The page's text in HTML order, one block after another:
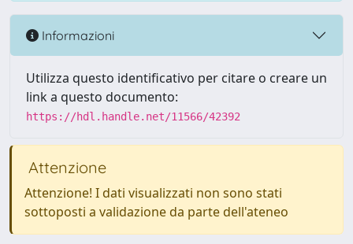
Informazioni
Utilizza questo identificativo per citare o creare un
link a questo documento:
https://hdl.handle.net/11566/42392
Attenzione
Attenzione! I dati visualizzati non sono stati
sottoposti a validazione da parte dell'ateneo